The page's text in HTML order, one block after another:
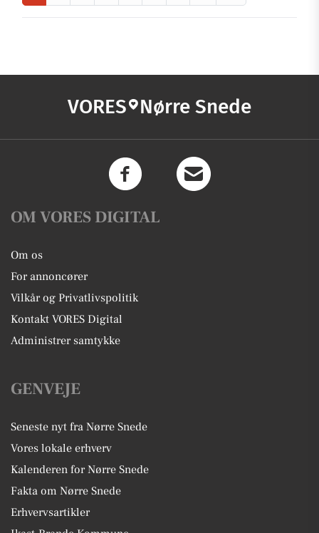
VORES Nørre Snede
OM VORES DIGITAL
Om os
For annoncører
Vilkår og Privatlivspolitik
Kontakt VORES Digital
Administrer samtykke
GENVEJE
Seneste nyt fra Nørre Snede
Vores lokale erhverv
Kalenderen for Nørre Snede
Fakta om Nørre Snede
Erhvervsartikler